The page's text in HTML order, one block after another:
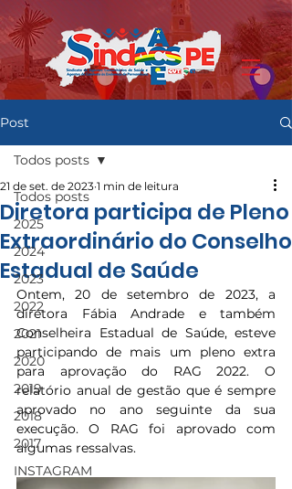
Post
Todos posts
2025
2024
2023
2022
2021
2020
2019
2018
2017
INSTAGRAM
Todos posts
Diretora participa de Pleno
Extraordinário do Conselho
Estadual de Saúde
21 de set. de 2023 1 min de leitura
Ontem, 20 de setembro de 2023, a
diretora Fábia Andrade e também
Conselheira Estadual de Saúde, esteve
participando de mais um pleno extra
para aprovação do RAG 2022. O
relatório anual de gestão que é sempre
aprovado no ano seguinte da sua
execução. O RAG foi aprovado com
algumas ressalvas.